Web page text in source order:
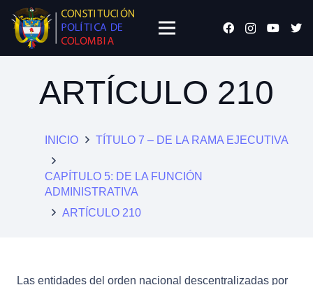
ARTÍCULO 210
INICIO TÍTULO 7 – DE LA RAMA EJECUTIVA
CAPÍTULO 5: DE LA FUNCIÓN
ADMINISTRATIVA
ARTÍCULO 210
Las entidades del orden nacional descentralizadas por